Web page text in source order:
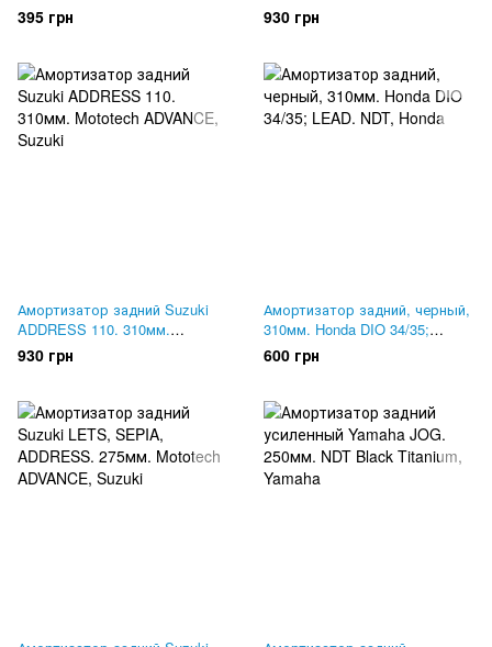
LKD
395 грн
Mototech ADVANCE
930 грн
Амортизатор задний Suzuki
ADDRESS 110. 310мм.
Mototech ADVANCE
930 грн
Амортизатор задний, черный,
310мм. Honda DIO 34/35;
LEAD. NDT
600 грн